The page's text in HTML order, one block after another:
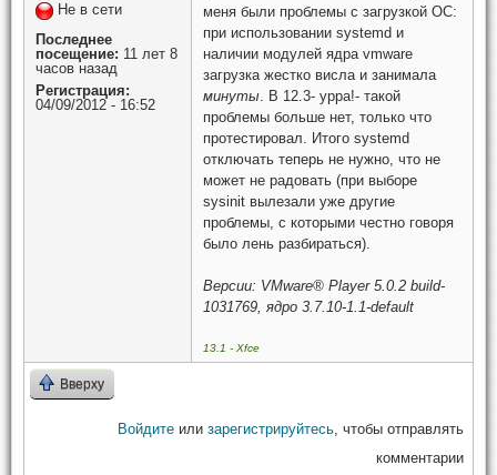
Не в сети
Последнее
посещение: 11 лет 8
часов назад
Регистрация:
04/09/2012 - 16:52
меня были проблемы с загрузкой ОС:
при использовании systemd и
наличии модулей ядра vmware
загрузка жестко висла и занимала
минуты . В 12.3- урра!- такой
проблемы больше нет, только что
протестировал. Итого systemd
отключать теперь не нужно, что не
может не радовать (при выборе
sysinit вылезали уже другие
проблемы, с которыми честно говоря
было лень разбираться).
Версии: VMware® Player 5.0.2 build-
1031769, ядро 3.7.10-1.1-default
13.1 - Xfce
Вверху
Войдите или зарегистрируйтесь , чтобы отправлять
комментарии